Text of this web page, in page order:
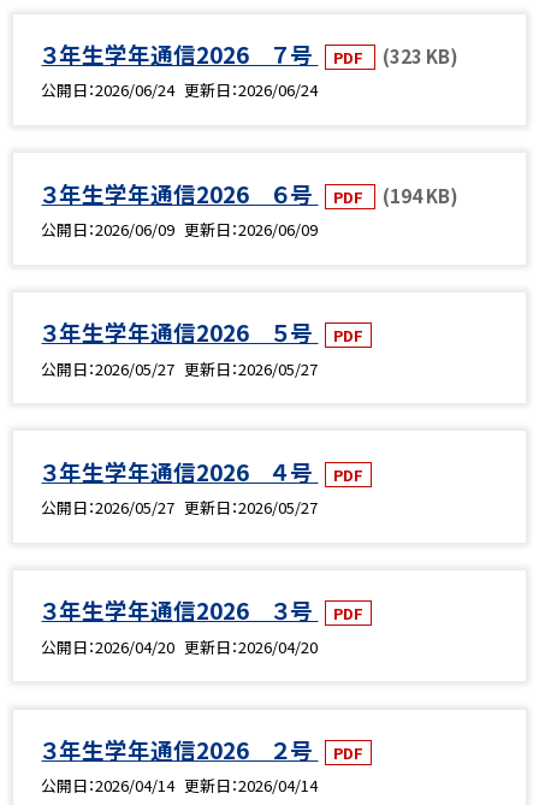
３年生学年通信2026 ７号 PDF (323 KB)
公開日 2026/06/24 更新日 2026/06/24
３年生学年通信2026 ６号 PDF (194 KB)
公開日 2026/06/09 更新日 2026/06/09
３年生学年通信2026 ５号
PDF
公開日 2026/05/27 更新日 2026/05/27
３年生学年通信2026 ４号
PDF
公開日 2026/05/27 更新日 2026/05/27
３年生学年通信2026 ３号
PDF
公開日 2026/04/20 更新日 2026/04/20
３年生学年通信2026 ２号
PDF
公開日 2026/04/14 更新日 2026/04/14